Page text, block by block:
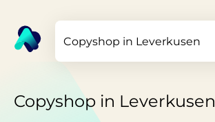
Copyshop in Leverkusen